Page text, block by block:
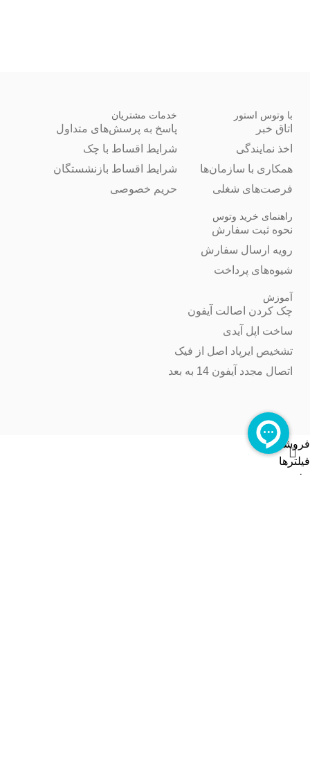
با وتوس استور
اتاق خبر
اخذ نمایندگی
همکاری با سازمان‌ها
فرصت‌های شغلی
خدمات مشتریان
پاسخ به پرسش‌های متداول
شرایط اقساط با چک
شرایط اقساط بازنشستگان
حریم خصوصی
راهنمای خرید وتوس
نحوه ثبت سفارش
رویه ارسال سفارش
شیوه‌های پرداخت
آموزش
چک کردن اصالت آیفون
ساخت اپل آیدی
تشخیص ایرپاد اصل از فیک
اتصال مجدد آیفون 14 به بعد
فروشگاه
فیلترها
علاقه مندی